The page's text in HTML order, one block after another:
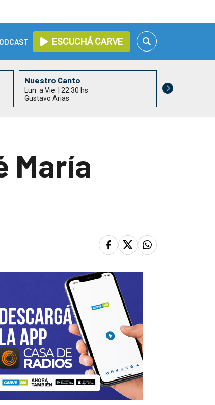
ESCUCHÁ CARVE
Nuestro Canto
Lun. a Vie. | 22:30 hs
Gustavo Arias
María